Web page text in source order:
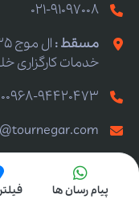
021-91097008
مسقط :
خدمات کارگزاری
00968-94420473
تور مشهد
پیام رسان ها